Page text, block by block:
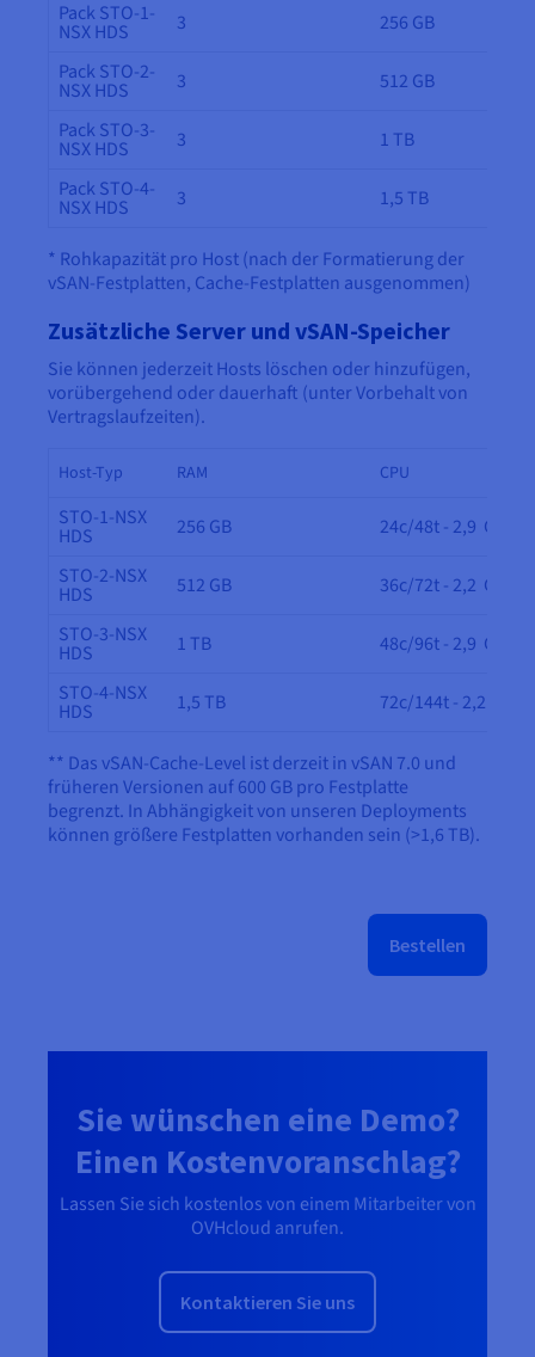
Pack STO-1-
NSX HDS 3
256 GB
Pack STO-2-
NSX HDS 3
512 GB
Pack STO-3-
NSX HDS 3
1 TB
Pack STO-4-
NSX HDS 3 1,5 TB
* Rohkapazität pro Host (nach der Formatierung der
vSAN-Festplatten, Cache-Festplatten ausgenommen)
Zusätzliche Server und vSAN-Speicher
Sie können jederzeit Hosts löschen oder hinzufügen,
vorübergehend oder dauerhaft (unter Vorbehalt von
Vertragslaufzeiten).
Host-Typ RAM CPU
STO-1-NSX
HDS 256 GB
24c/48t - 2,9 GHz
STO-2-NSX
HDS 512 GB
36c/72t - 2,2 GHz
STO-3-NSX
HDS 1 TB
48c/96t - 2,9 GHz
STO-4-NSX
HDS 1,5 TB 72c/144t - 2,2 GHz
** Das vSAN-Cache-Level ist derzeit in vSAN 7.0 und
früheren Versionen auf 600 GB pro Festplatte
begrenzt. In Abhängigkeit von unseren Deployments
können größere Festplatten vorhanden sein (>1,6 TB).
Bestellen
Sie wünschen eine Demo?
Einen Kostenvoranschlag?
Lassen Sie sich kostenlos von einem Mitarbeiter von
OVHcloud anrufen.
Kontaktieren Sie uns